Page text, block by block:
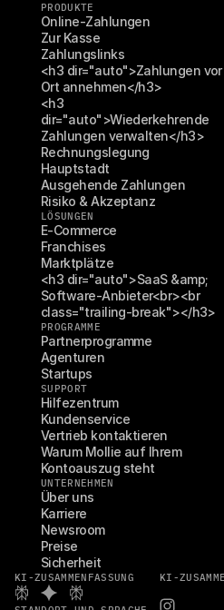
PRODUKTE
Online-Zahlungen
Zur Kasse
Zahlungslinks
<h3 dir="auto">Zahlungen vor
Ort annehmen</h3>
<h3
dir="auto">Wiederkehrende
Zahlungen verwalten</h3>
Rechnungslegung
Hauptstadt
Ausgehende Zahlungen
Risiko & Akzeptanz
LÖSUNGEN
E-Commerce
Franchises
Marktplätze
<h3 dir="auto">SaaS &amp;
Software-Anbieter<br><br
class="trailing-break"></h3>
PROGRAMME
Partnerprogramme
Agenturen
Startups
SUPPORT
Hilfezentrum
Kundenservice
Vertrieb kontaktieren
Warum Mollie auf Ihrem
Kontoauszug steht
UNTERNEHMEN
Über uns
Karriere
Newsroom
Preise
Sicherheit
KI-ZUSAMMENFASSUNG KI-